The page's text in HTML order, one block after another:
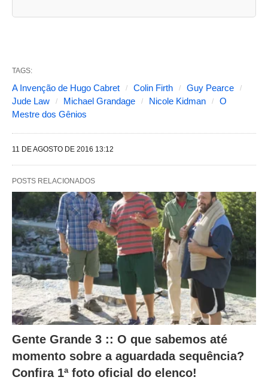
a
s
s
e
g
i
t
e
s
a
l
t
e
r
a
TAGS:
A Invenção de Hugo Cabret Colin Firth
Guy Pearce
Jude Law
Michael Grandage Nicole Kidman
O
Mestre dos Gênios
11 DE AGOSTO DE 2016 13:12
POSTS RELACIONADOS
Gente Grande 3 :: O que sabemos até
momento sobre a aguardada sequência?
Confira 1ª foto oficial do elenco!